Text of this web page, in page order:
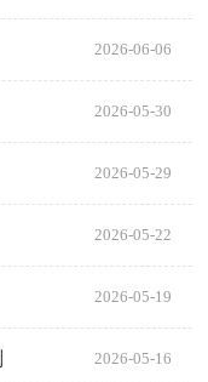
2026-06-06
2026-05-30
2026-05-29
2026-05-22
2026-05-19
2026-05-16